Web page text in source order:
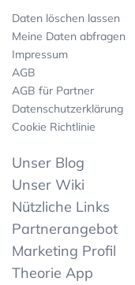
Daten löschen lassen
Meine Daten abfragen
Impressum
AGB
AGB für Partner
Datenschutzerklärung
Cookie Richtlinie
Unser Blog
Unser Wiki
Nützliche Links
Partnerangebot
Marketing Profil
Theorie App